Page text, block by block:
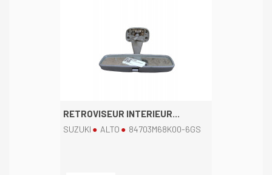
RETROVISEUR INTERIEUR...
SUZUKI ALTO 84703M68K00-6GS